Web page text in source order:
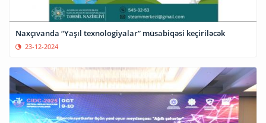
Naxçıvanda “Yaşıl texnologiyalar” müsabiqəsi keçiriləcək
23-12-2024